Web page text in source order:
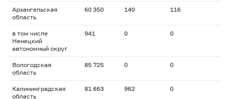
Архангельская
область
60 350 140 116
в том числе
Ненецкий
автономный округ
941 0 0
Вологодская
область
85 725 0 0
Калининградская
область
81 663 962 0